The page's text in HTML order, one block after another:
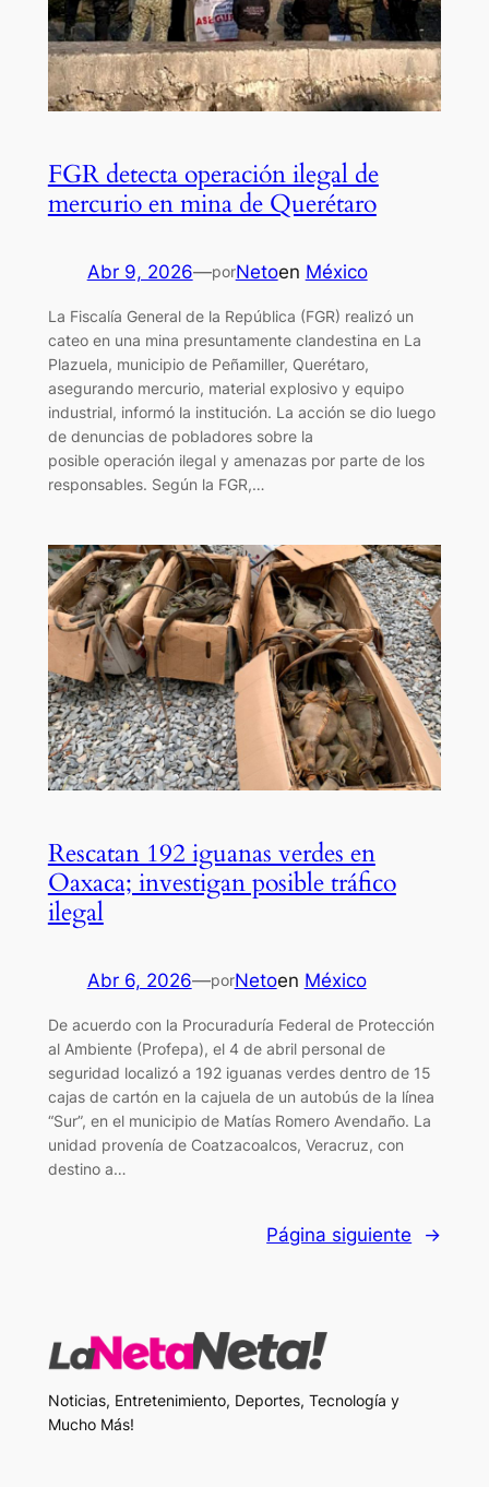
FGR detecta operación ilegal de
mercurio en mina de Querétaro
Abr 9, 2026—porNetoen México
La Fiscalía General de la República (FGR) realizó un
cateo en una mina presuntamente clandestina en La
Plazuela, municipio de Peñamiller, Querétaro,
asegurando mercurio, material explosivo y equipo
industrial, informó la institución. La acción se dio luego
de denuncias de pobladores sobre la
posible operación ilegal y amenazas por parte de los
responsables. Según la FGR,…
Rescatan 192 iguanas verdes en
Oaxaca; investigan posible tráfico
ilegal
Abr 6, 2026—porNetoen México
De acuerdo con la Procuraduría Federal de Protección
al Ambiente (Profepa), el 4 de abril personal de
seguridad localizó a 192 iguanas verdes dentro de 15
cajas de cartón en la cajuela de un autobús de la línea
“Sur”, en el municipio de Matías Romero Avendaño. La
unidad provenía de Coatzacoalcos, Veracruz, con
destino a…
Página siguiente →
Noticias, Entretenimiento, Deportes, Tecnología y
Mucho Más!